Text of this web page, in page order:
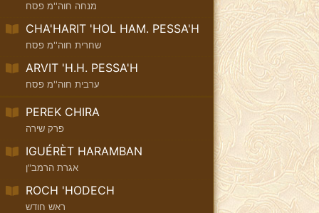
מנחה חוה''מ פסח
CHA'HARIT 'HOL HAM. PESSA'H
שחרית חוה''מ פסח
ARVIT 'H.H. PESSA'H
ערבית חוה''מ פסח
PEREK CHIRA
פרק שירה
IGUÉRÈT HARAMBAN
אגרת הרמב"ן
ROCH 'HODECH
ראש חודש